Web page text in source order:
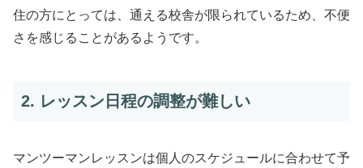
住の方にとっては、通える校舎が限られているため、不便
さを感じることがあるようです。
2. レッスン日程の調整が難しい
マンツーマンレッスンは個人のスケジュールに合わせて予